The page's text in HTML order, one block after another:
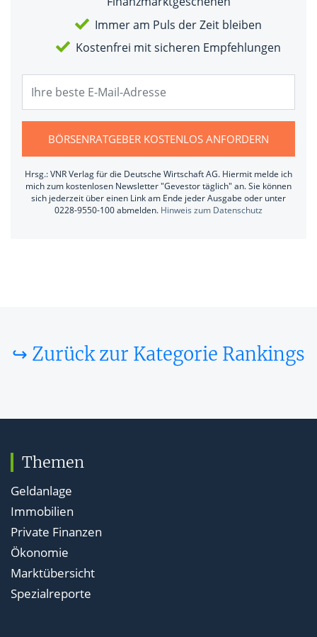
Immer am Puls der Zeit bleiben
Kostenfrei mit sicheren Empfehlungen
BÖRSENRATGEBER KOSTENLOS ANFORDERN
Hrsg.: VNR Verlag für die Deutsche Wirtschaft AG. Hiermit melde ich
mich zum kostenlosen Newsletter "Gevestor täglich" an. Sie können
sich jederzeit über einen Link am Ende jeder Ausgabe oder unter
0228-9550-100 abmelden. Hinweis zum Datenschutz
↪ Zurück zur Kategorie Rankings
Themen
Geldanlage
Immobilien
Private Finanzen
Ökonomie
Marktübersicht
Spezialreporte